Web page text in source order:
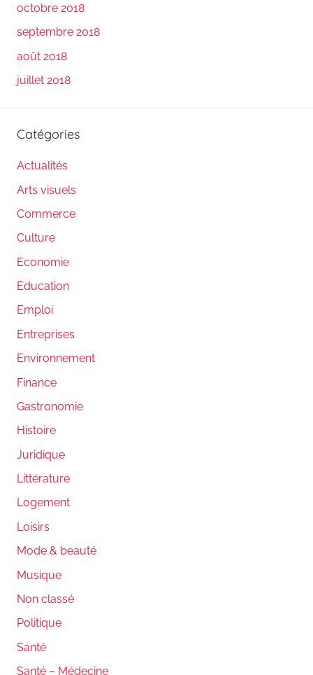
octobre 2018
septembre 2018
août 2018
juillet 2018
Catégories
Actualités
Arts visuels
Commerce
Culture
Economie
Education
Emploi
Entreprises
Environnement
Finance
Gastronomie
Histoire
Juridique
Littérature
Logement
Loisirs
Mode & beauté
Musique
Non classé
Politique
Santé
Santé – Médecine